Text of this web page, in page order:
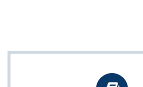
Recursos gratuitos